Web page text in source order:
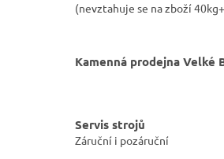
(nevztahuje se na zboží
Kamenná prodejna Velké
Servis strojů
Záruční i pozáruční